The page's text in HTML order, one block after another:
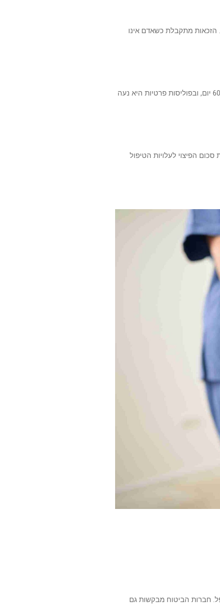
הזכאות מתקבלת כשאדם אינו
זוהי התקופה שבין המועד בו המבוטח הפך לסיעודי ועד המועד בו הוא זכאי לתגמולים. בקופות החולים היא 60 יום, ובפוליסות פרטיות היא נעה
את סכום הפיצוי לעלויות הטיפול
חברות הביטוח מבקשות גם